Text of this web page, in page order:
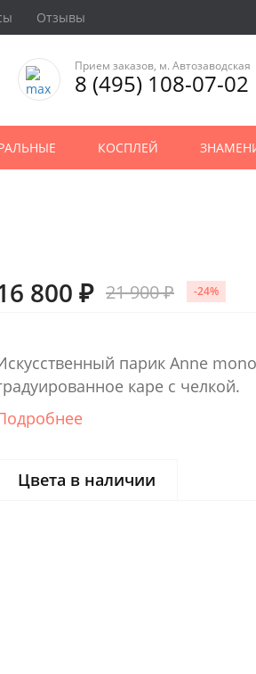
Отзывы
Прием заказов, м. Автозаводская
8 (495) 108-07-02
КОСПЛЕЙ
800 ₽ 21 900 ₽ -24%
парик Anne
каре с челкой.
Цвета в наличии